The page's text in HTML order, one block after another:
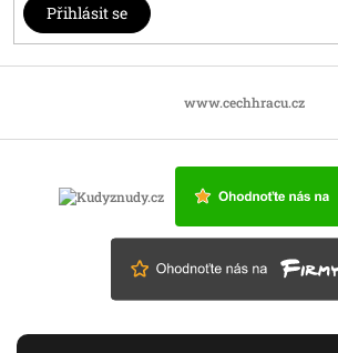
Přihlásit se
www.cechhracu.cz